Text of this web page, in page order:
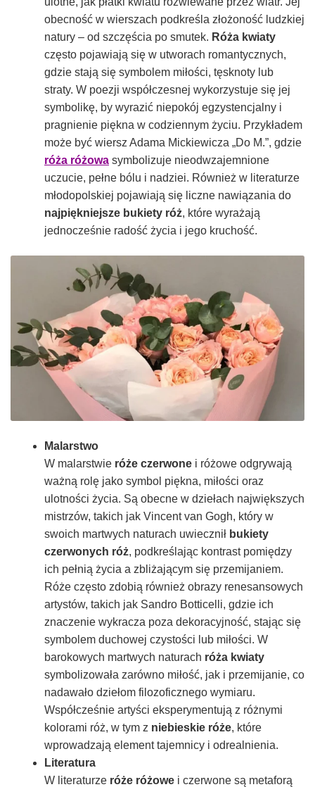
obecność w wierszach podkreśla złożoność ludzkiej
natury – od szczęścia po smutek. Róża kwiaty
często pojawiają się w utworach romantycznych,
gdzie stają się symbolem miłości, tęsknoty lub
straty. W poezji współczesnej wykorzystuje się jej
symbolikę, by wyrazić niepokój egzystencjalny i
pragnienie piękna w codziennym życiu. Przykładem
może być wiersz Adama Mickiewicza „Do M.”, gdzie
róża różowa symbolizuje nieodwzajemnione
uczucie, pełne bólu i nadziei. Również w literaturze
młodopolskiej pojawiają się liczne nawiązania do
najpiękniejsze bukiety róż, które wyrażają
jednocześnie radość życia i jego kruchość.
Malarstwo
W malarstwie róże czerwone i różowe odgrywają
ważną rolę jako symbol piękna, miłości oraz
ulotności życia. Są obecne w dziełach największych
mistrzów, takich jak Vincent van Gogh, który w
swoich martwych naturach uwiecznił bukiety
czerwonych róż, podkreślając kontrast pomiędzy
ich pełnią życia a zbliżającym się przemijaniem.
Róże często zdobią również obrazy renesansowych
artystów, takich jak Sandro Botticelli, gdzie ich
znaczenie wykracza poza dekoracyjność, stając się
symbolem duchowej czystości lub miłości. W
barokowych martwych naturach róża kwiaty
symbolizowała zarówno miłość, jak i przemijanie, co
nadawało dziełom filozoficznego wymiaru.
Współcześnie artyści eksperymentują z różnymi
kolorami róż, w tym z niebieskie róże, które
wprowadzają element tajemnicy i odrealnienia.
Literatura
W literaturze róże różowe i czerwone są metaforą